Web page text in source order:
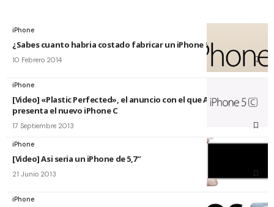
iPhone
¿Sabes cuanto habria costado fabricar un iPhone 5 en 1991?
10 Febrero 2014
iPhone
[Video] «Plastic Perfected», el anuncio con el que Apple nos
presenta el nuevo iPhone C
17 Septiembre 2013
iPhone
[Video] Asi seria un iPhone de 5,7″
21 Junio 2013
iPhone